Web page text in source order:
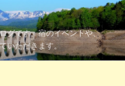
グです。宿のイベントや、
いただきます。